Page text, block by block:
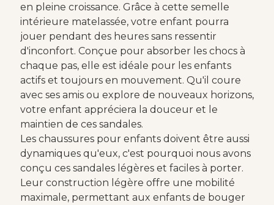
en pleine croissance. Grâce à cette semelle
intérieure matelassée, votre enfant pourra
jouer pendant des heures sans ressentir
d'inconfort. Conçue pour absorber les chocs à
chaque pas, elle est idéale pour les enfants
actifs et toujours en mouvement. Qu'il coure
avec ses amis ou explore de nouveaux horizons,
votre enfant appréciera la douceur et le
maintien de ces sandales.
Les chaussures pour enfants doivent être aussi
dynamiques qu'eux, c'est pourquoi nous avons
conçu ces sandales légères et faciles à porter.
Leur construction légère offre une mobilité
maximale, permettant aux enfants de bouger